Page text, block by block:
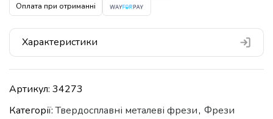
Оплата при отриманні
Характеристики
Артикул: 34273
Категорії:Твердосплавні металеві фрези, Фрези